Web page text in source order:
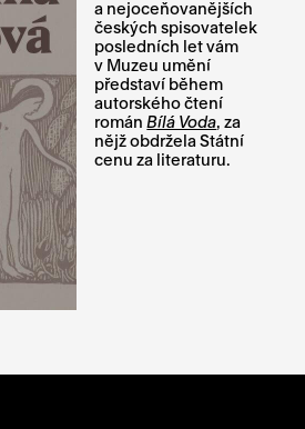
a nejoceňovanějších
českých spisovatelek
posledních let vám
v Muzeu umění
představí během
autorského čtení
románBílá Voda, za
nějž obdržela Státní
cenu za literaturu.